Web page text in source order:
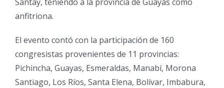
anfitriona.
El evento contó con la participación de 160
congresistas provenientes de 11 provincias:
Pichincha, Guayas, Esmeraldas, Manabí, Morona
Santiago, Los Ríos, Santa Elena, Bolívar, Imbabura,